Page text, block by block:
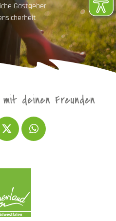
Gastgeber
deinen Freunden